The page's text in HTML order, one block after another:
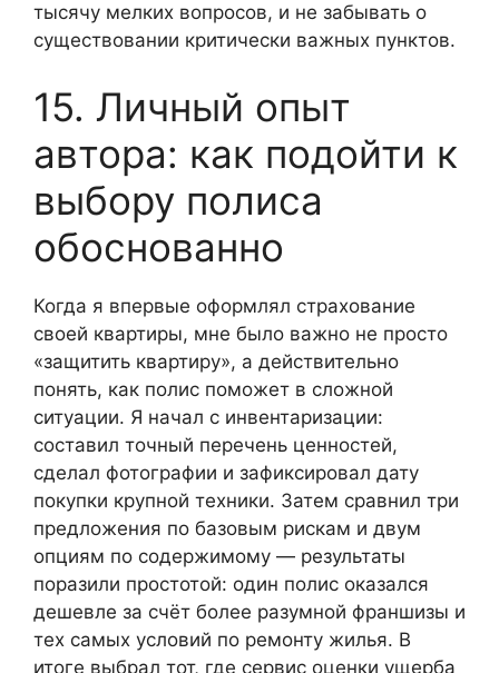
тысячу мелких вопросов, и не забывать о
существовании критически важных пунктов.
15. Личный опыт
автора: как подойти к
выбору полиса
обоснованно
Когда я впервые оформлял страхование
своей квартиры, мне было важно не просто
«защитить квартиру», а действительно
понять, как полис поможет в сложной
ситуации. Я начал с инвентаризации:
составил точный перечень ценностей,
сделал фотографии и зафиксировал дату
покупки крупной техники. Затем сравнил три
предложения по базовым рискам и двум
опциям по содержимому — результаты
поразили простотой: один полис оказался
дешевле за счёт более разумной франшизы и
тех самых условий по ремонту жилья. В
итоге выбрал тот, где сервис оценки ущерба